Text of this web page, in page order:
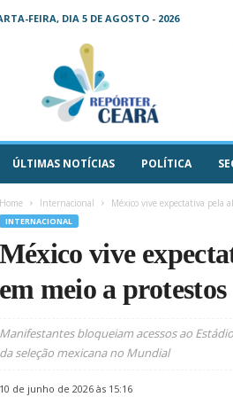
FEIRA, DIA 5 DE AGOSTO - 2026
ÚLTIMAS NOTÍCIAS POLÍTICA
Home Internacional México vive expectativa pela
INTERNACIONAL
México vive
em meio a
Manifestantes bloqueiam acessos ao
da seleção mexicana no Mundial
10 de junho de 2026 às 15:16